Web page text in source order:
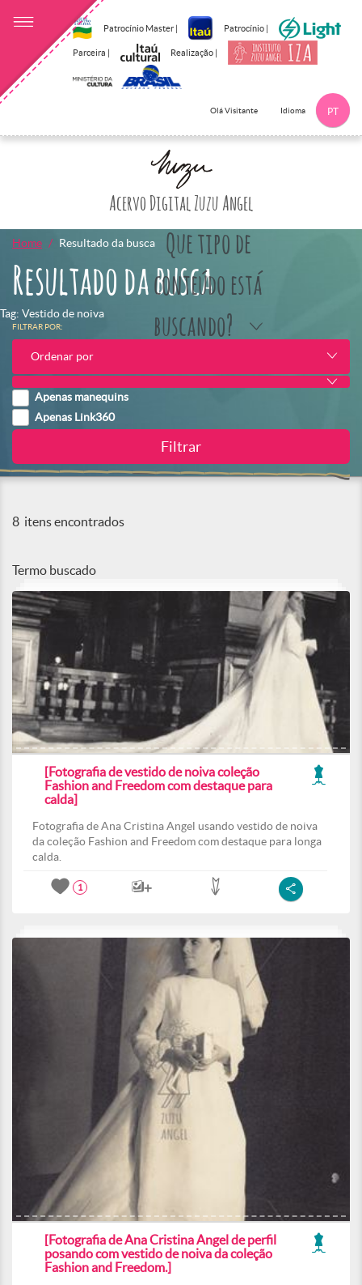
Patrocínio Master | Patrocínio |
Parceira | Realização |
Olá Visitante Idioma PT
Acervo Digital Zuzu Angel
Que tipo de
conteúdo está
buscando?
Home Resultado da busca
Resultado da busca
Tag: Vestido de noiva
FILTRAR POR:
Ordenar por
Apenas manequins
Apenas Link360
8 itens encontrados
Termo buscado
[Fotografia de vestido de noiva coleção
Fashion and Freedom com destaque para
calda]
Fotografia de Ana Cristina Angel usando vestido de noiva
da coleção Fashion and Freedom com destaque para longa
calda.
1
[Fotografia de Ana Cristina Angel de perfil
posando com vestido de noiva da coleção
Fashion and Freedom.]